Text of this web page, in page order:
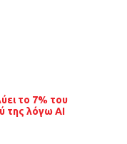
το 7% του
της λόγω ΑΙ